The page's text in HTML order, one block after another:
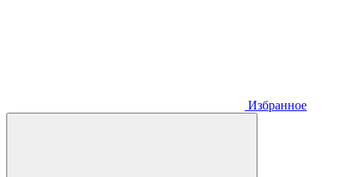
Избранное